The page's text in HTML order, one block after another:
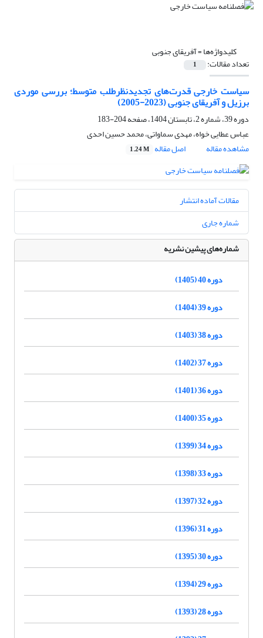
کلیدواژه‌ها =آفریقای جنوبی
تعداد مقالات: 1
سیاست خارجی قدرت‌های تجدیدنظرطلب متوسط؛ بررسی موردی
برزیل و آفریقای جنوبی (2023-2005)
دوره 39، شماره 2، تابستان 1404، صفحه
204-183
عباس عطایی خواه، مهدی سماواتی، محمد حسین احدی
مشاهده مقاله
اصل مقاله 1.24 M
مقالات آماده انتشار
شماره جاری
شماره‌های پیشین نشریه
دوره 40 (1405)
دوره 39 (1404)
دوره 38 (1403)
دوره 37 (1402)
دوره 36 (1401)
دوره 35 (1400)
دوره 34 (1399)
دوره 33 (1398)
دوره 32 (1397)
دوره 31 (1396)
دوره 30 (1395)
دوره 29 (1394)
دوره 28 (1393)